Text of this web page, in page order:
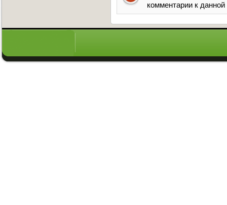
комментарии к